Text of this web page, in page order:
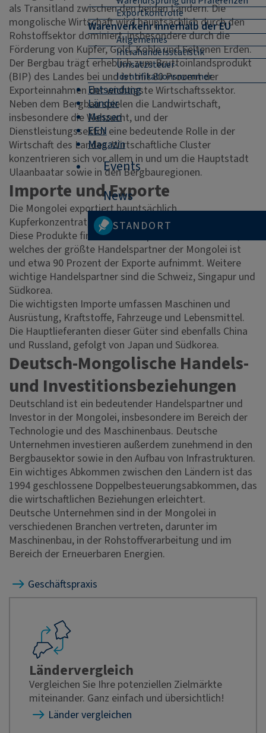
Exportkontrolle
Warenverkehr innerhalb der EU
Allgemeines
Intrahandelsstatistik
Umsatzsteuer-
Identifikationsnummer
Entsendung
Länder
Messen
EEN
Magazin
Events
News
STANDORT
als Transitland zwischen den beiden Ländern. Die
mongolische Wirtschaft wird hauptsächlich durch den
Rohstoffsektor dominiert, insbesondere durch die
Förderung von Kupfer, Gold, Kohle und Seltenen Erden.
Der Bergbau trägt erheblich zum Bruttoinlandsprodukt
(BIP) des Landes bei und ist mit 80 Prozent der
Exporteinnahmen der wichtigste Wirtschaftssektor.
Neben dem Bergbau spielen die Landwirtschaft,
insbesondere die Viehzucht, und der
Dienstleistungssektor eine bedeutende Rolle in der
Wirtschaft des Landes. Wirtschaftliche Cluster
konzentrieren sich vor allem in und um die Hauptstadt
Ulaanbaatar sowie in den Bergbauregionen.
Importe und Exporte
Die Mongolei exportiert hauptsächlich
Kupferkonzentrat, Kohle, Gold und andere Rohstoffe.
Diese Produkte finden ihre Hauptabnehmer in China,
welches der größte Handelspartner der Mongolei ist
und etwa 90 Prozent der Exporte aufnimmt. Weitere
wichtige Handelspartner sind die Schweiz, Singapur und
Südkorea.
Die wichtigsten Importe umfassen Maschinen und
Ausrüstung, Kraftstoffe, Fahrzeuge und Lebensmittel.
Die Hauptlieferanten dieser Güter sind ebenfalls China
und Russland, gefolgt von Japan und Südkorea.
Deutsch-Mongolische Handels-
und Investitionsbeziehungen
Deutschland ist ein bedeutender Handelspartner und
Investor in der Mongolei, insbesondere im Bereich der
Technologie und des Maschinenbaus. Deutsche
Unternehmen investieren außerdem zunehmend in den
Bergbausektor sowie in den Aufbau von Infrastrukturen.
Ein wichtiges Abkommen zwischen den Ländern ist das
1994 geschlossene Doppelbesteuerungsabkommen, das
die wirtschaftlichen Beziehungen erleichtert.
Deutsche Unternehmen sind in der Mongolei in
verschiedenen Branchen vertreten, darunter im
Maschinenbau, in der Rohstoffverarbeitung und im
Bereich der Erneuerbaren Energien.
Geschäftspraxis
Ländervergleich
Vergleichen Sie Ihre potenziellen Zielmärkte
miteinander. Ganz einfach und übersichtlich!
Länder vergleichen